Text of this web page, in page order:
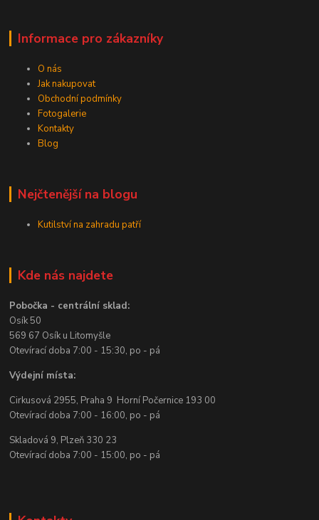
Informace pro zákazníky
O nás
Jak nakupovat
Obchodní podmínky
Fotogalerie
Kontakty
Blog
Nejčtenější na blogu
Kutilství na zahradu patří
Kde nás najdete
Pobočka - centrální sklad:
Osík 50
569 67 Osík u Litomyšle
Otevírací doba 7:00 - 15:30, po - pá
Výdejní místa:
Cirkusová 2955, Praha 9 Horní Počernice 193 00
Otevírací doba 7:00 - 16:00, po - pá
Skladová 9, Plzeň 330 23
Otevírací doba 7:00 - 15:00, po - pá